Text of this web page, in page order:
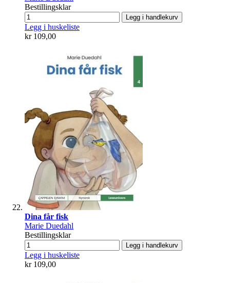
Bestillingsklar
Legg i handlekurv
Legg i huskeliste
kr 109,00
Dina får fisk
Marie Duedahl
Bestillingsklar
Legg i handlekurv
Legg i huskeliste
kr 109,00